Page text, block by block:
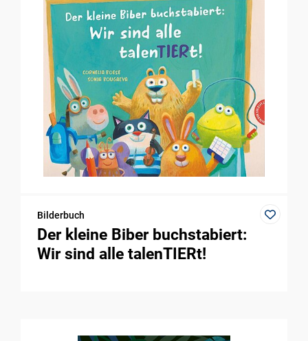
Bilderbuch
Der kleine Biber buchstabiert:
Wir sind alle talenTIERt!